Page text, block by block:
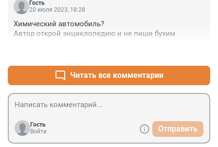
Гость
20 июля 2023, 18:28
Химический автомобиль?
Автор открой энциклопедию и не пиши бухим.
Читать все комментарии
Гость
Войти
Отправить